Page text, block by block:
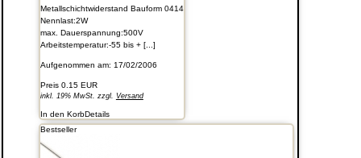
Metallschichtwiderstand Bauform 0414
Nennlast:2W
max. Dauerspannung:500V
Arbeitstemperatur:-55 bis + [...]
Aufgenommen am: 17/02/2006
Preis 0.15 EUR
inkl. 19% MwSt. zzgl. Versand
In den KorbDetails
Bestseller